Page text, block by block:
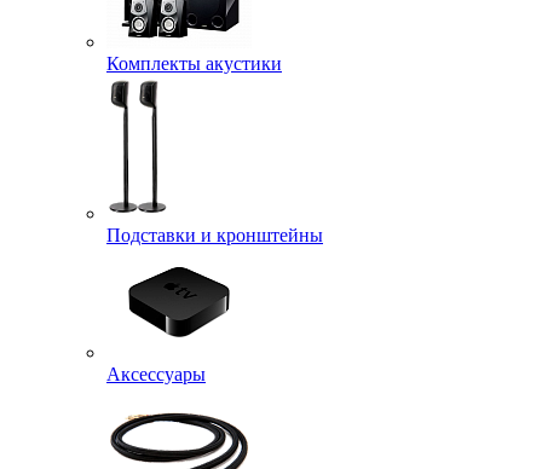
Комплекты акустики
Подставки и кронштейны
Аксессуары